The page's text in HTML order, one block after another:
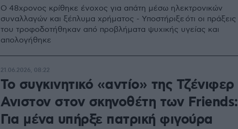
Ο 48χρονος κρίθηκε ένοχος για απάτη μέσω ηλεκτρονικών
συναλλαγών και ξέπλυμα χρήματος - Υποστήριξε ότι οι πράξεις
του τροφοδοτήθηκαν από προβλήματα ψυχικής υγείας και
απολογήθηκε
Το συγκινητικό «αντίο» της Τζένιφερ
Ανιστον στον σκηνοθέτη των Friends:
Για μένα υπήρξε πατρική φιγούρα
21.06.2026, 08:22